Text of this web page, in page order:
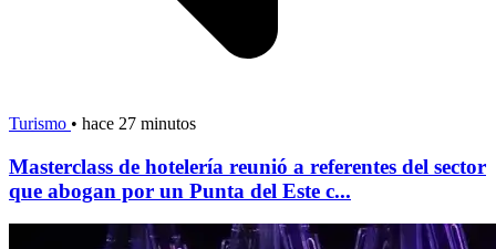
Turismo • hace 27 minutos
Masterclass de hotelería reunió a referentes del sector
que abogan por un Punta del Este c...